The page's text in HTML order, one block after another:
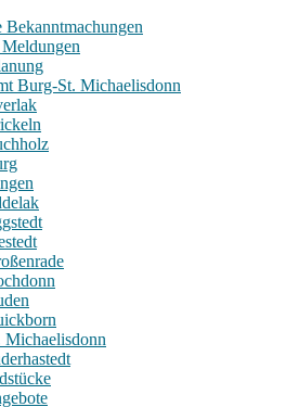
Burg-St. Michaelisdonn
Michaelisdonn